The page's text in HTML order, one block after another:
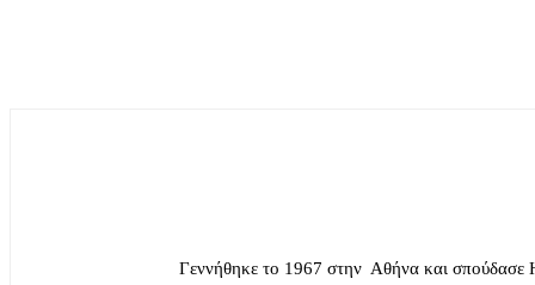
Γεννήθηκε το 1967 στην Αθήνα και σπούδασε